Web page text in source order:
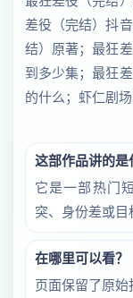
差役（完结）抖
结）原著；最狂
到多少集；最狂
的什么；虾仁剧
这部作品讲的是
它是一部热门
突、身份差或目
在哪里可以看？
页面保留了原始